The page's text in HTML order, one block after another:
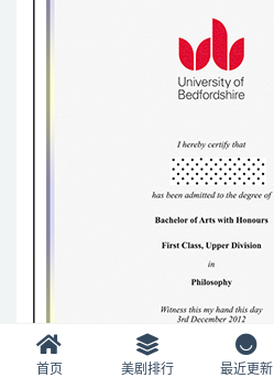
首页 美剧排行 最近更新